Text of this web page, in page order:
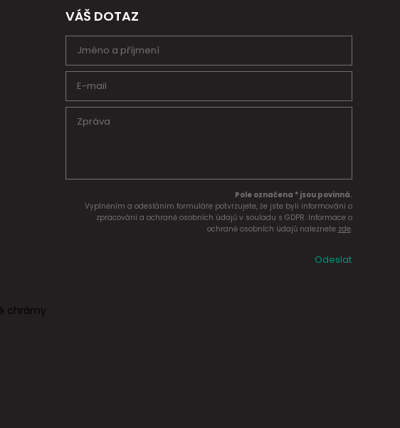
VÁŠ DOTAZ
Pole označena * jsou povinná.
Vyplněním a odesláním formuláře potvrzujete, že jste byli informováni o
zpracování a ochraně osobních údajů v souladu s GDPR. Informace o
ochraně osobních údajů naleznete zde.
Odeslat